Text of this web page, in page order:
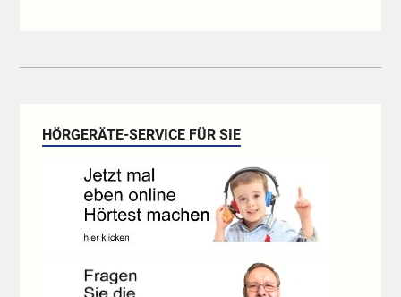
HÖRGERÄTE-SERVICE FÜR SIE